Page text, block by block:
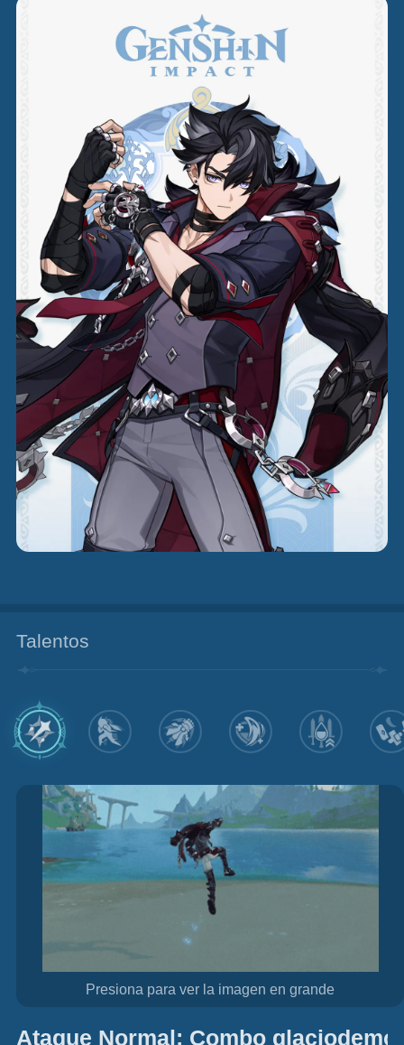
Talentos
Presiona para ver la imagen en grande
Ataque Normal: Combo